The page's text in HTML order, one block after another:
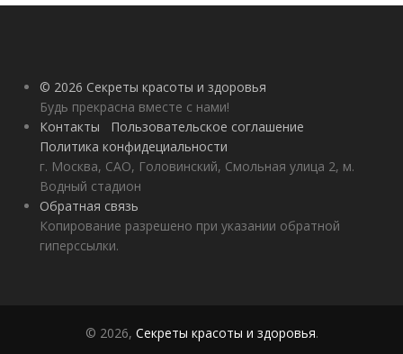
© 2026 Секреты красоты и здоровья
Будь прекрасна вместе с нами!
Контакты
Пользовательское соглашение
Политика конфидециальности
г. Москва, САО, Головинский, Смольная улица 2, м.
Водный стадион
Обратная связь
Копирование разрешено при указании обратной
гиперссылки.
© 2026, Секреты красоты и здоровья.